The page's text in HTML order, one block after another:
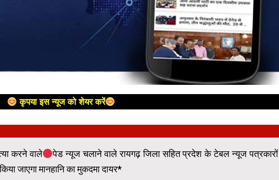
कृपया इस न्यूज को शेयर करें
करने वाले
पेड न्यूज चलाने वाले रायगढ़ जिला सहित प्रदेश के टेबल न्यूज पत्रकारों
जाएगा मानहानि का मुकदमा दायर*